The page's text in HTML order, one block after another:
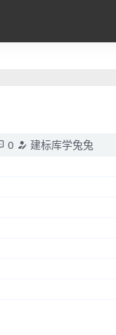
0
建标库学兔兔